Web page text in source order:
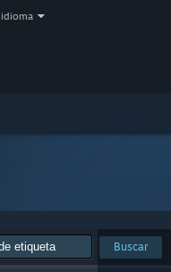
idioma
Buscar